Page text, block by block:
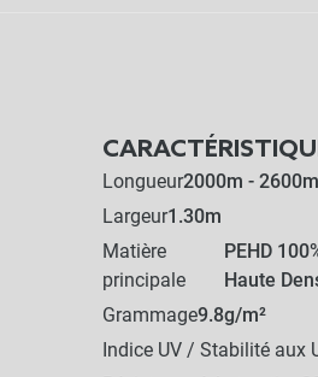
Longueur2000m - 2600m
Largeur1.30m
Matière
principale
PEHD
Haute
Grammage9.8g/m²
Indice UV / Stabilité aux